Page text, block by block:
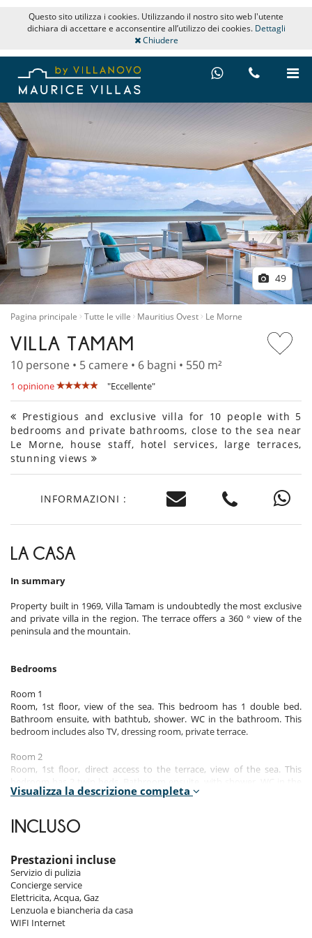
Questo sito utilizza i cookies. Utilizzando il nostro sito web l'utente
dichiara di accettare e acconsentire all’utilizzo dei cookies. Dettagli
Chiudere
49
Pagina principale Tutte le ville Mauritius Ovest Le Morne
VILLA TAMAM
10 persone • 5 camere • 6 bagni • 550 m²
1 opinione "Eccellente"
Prestigious and exclusive villa for 10 people with 5
bedrooms and private bathrooms, close to the sea near
Le Morne, house staff, hotel services, large terraces,
stunning views
INFORMAZIONI :
LA CASA
In summary
Property built in 1969, Villa Tamam is undoubtedly the most exclusive
and private villa in the region. The terrace offers a 360 ° view of the
peninsula and the mountain.
Bedrooms
Room 1
Room, 1st floor, view of the sea. This bedroom has 1 double bed.
Bathroom ensuite, with bathtub, shower. WC in the bathroom. This
bedroom includes also TV, dressing room, private terrace.
Room 2
Room, 1st floor, direct access to the terrace, view of the sea. This
bathroom. This bedroom includes also TV.
Room 3
Room, 1st floor, direct access to the terrace, view of the sea. This
bathroom. This bedroom includes also TV.
Room 4
Room, 1st floor, direct access to the terrace, view of the sea. This
bedroom has 1 double bed. Bathroom ensuite, with shower. WC in the
bathroom. This bedroom includes also TV.
Visualizza la descrizione completa
INCLUSO
Prestazioni incluse
Servizio di pulizia
Concierge service
Elettricita, Acqua, Gaz
Lenzuola e biancheria da casa
WIFI Internet